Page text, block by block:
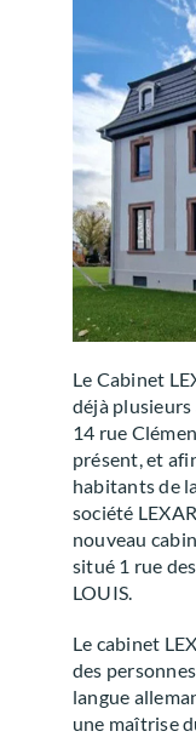
Le Cabinet
déjà plusieurs
14 rue
présent, et
habitants de
société
nouveau
situé 1 rue
LOUIS.
Le cabinet
des
langue
une maîtrise